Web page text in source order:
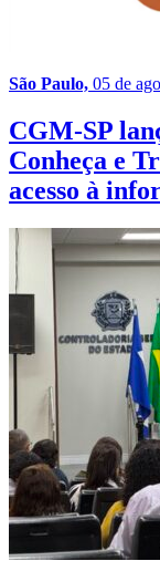
São Paulo, 05 de
CGM-SP
Conheça e
acesso à